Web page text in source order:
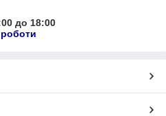
до 18:00